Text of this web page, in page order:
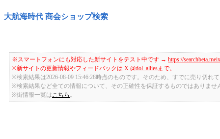
大航海時代 商会ショップ検索
※スマートフォンにも対応した新サイトをテスト中です → https://
※新サイトの更新情報やフィードバックは X @dol_alliesまで。
※検索結果は2026-08-09 15:46:28時点のものです。そのため、すでに売り切れ
※検索結果など全ての情報について、その正確性を保証するものではありませ
※街情報一覧は こちら